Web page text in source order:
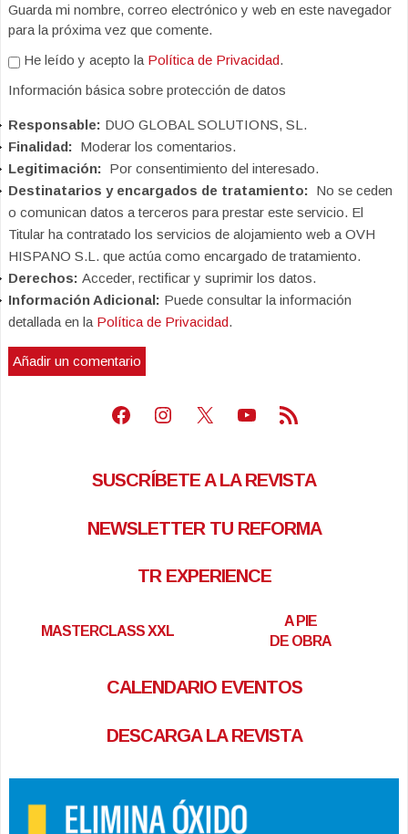
Guarda mi nombre, correo electrónico y web en este navegador
para la próxima vez que comente.
He leído y acepto la Política de Privacidad.
Información básica sobre protección de datos
Responsable: DUO GLOBAL SOLUTIONS, SL.
Finalidad: Moderar los comentarios.
Legitimación: Por consentimiento del interesado.
Destinatarios y encargados de tratamiento: No se ceden
o comunican datos a terceros para prestar este servicio. El
Titular ha contratado los servicios de alojamiento web a OVH
HISPANO S.L. que actúa como encargado de tratamiento.
Derechos: Acceder, rectificar y suprimir los datos.
Información Adicional: Puede consultar la información
detallada en la Política de Privacidad.
Facebook
Instagram
X Youtube
Feed RSS
SUSCRÍBETE A LA REVISTA
NEWSLETTER TU REFORMA
TR EXPERIENCE
MASTERCLASS XXL
A PIE
DE OBRA
CALENDARIO EVENTOS
DESCARGA LA REVISTA